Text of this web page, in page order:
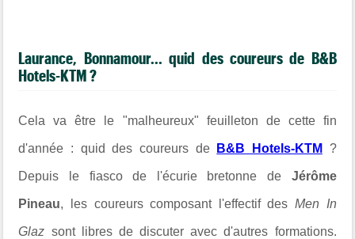
Laurance, Bonnamour... quid des coureurs de B&B
Hotels-KTM ?
Cela va être le "malheureux" feuilleton de cette fin
d'année : quid des coureurs de B&B Hotels-KTM ?
Depuis le fiasco de l'écurie bretonne de Jérôme
Pineau, les coureurs composant l'effectif des Men In
Glaz sont libres de discuter avec d'autres formations.